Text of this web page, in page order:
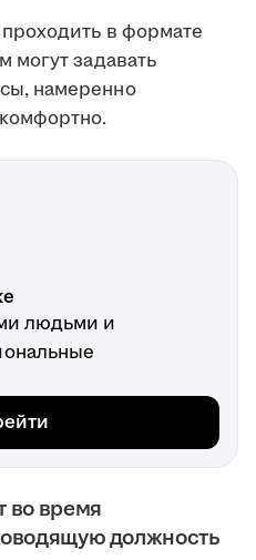
в формате
могут задавать
намеренно
людьми и
во время
должность